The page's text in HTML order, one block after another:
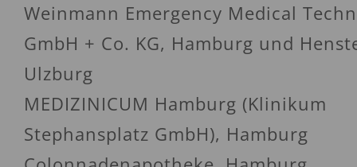
Weinmann Emergency Medical
GmbH + Co. KG, Hamburg und
Ulzburg
MEDIZINICUM Hamburg (Klinikum
Stephansplatz GmbH), Hamburg